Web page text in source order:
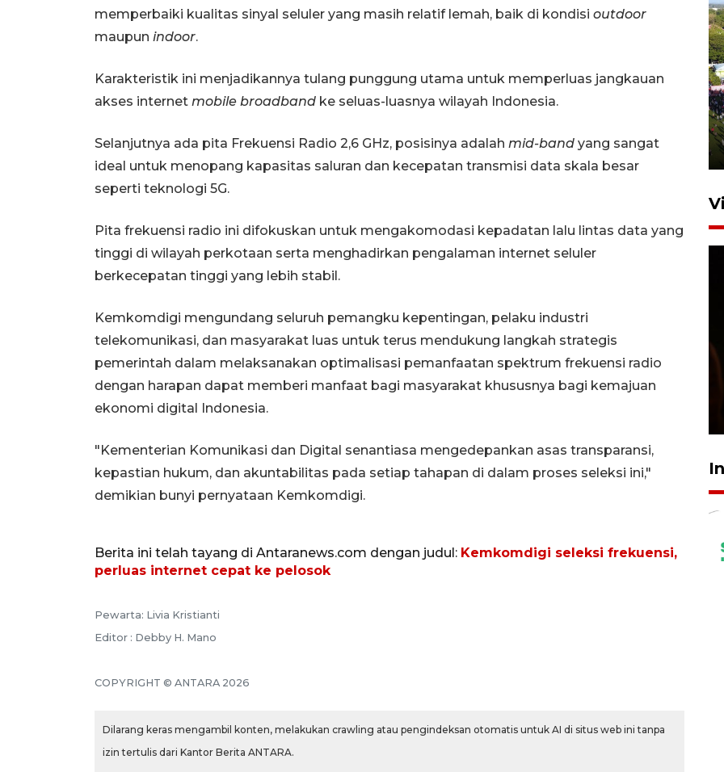
memperbaiki kualitas sinyal seluler yang masih relatif lemah, baik di kondisi outdoor
maupun indoor.
Karakteristik ini menjadikannya tulang punggung utama untuk memperluas jangkauan
akses internet mobile broadband ke seluas-luasnya wilayah Indonesia.
Selanjutnya ada pita Frekuensi Radio 2,6 GHz, posisinya adalah mid-band yang sangat
ideal untuk menopang kapasitas saluran dan kecepatan transmisi data skala besar
seperti teknologi 5G.
Pita frekuensi radio ini difokuskan untuk mengakomodasi kepadatan lalu lintas data yang
tinggi di wilayah perkotaan serta menghadirkan pengalaman internet seluler
berkecepatan tinggi yang lebih stabil.
Kemkomdigi mengundang seluruh pemangku kepentingan, pelaku industri
telekomunikasi, dan masyarakat luas untuk terus mendukung langkah strategis
pemerintah dalam melaksanakan optimalisasi pemanfaatan spektrum frekuensi radio
dengan harapan dapat memberi manfaat bagi masyarakat khususnya bagi kemajuan
ekonomi digital Indonesia.
"Kementerian Komunikasi dan Digital senantiasa mengedepankan asas transparansi,
kepastian hukum, dan akuntabilitas pada setiap tahapan di dalam proses seleksi ini,"
demikian bunyi pernyataan Kemkomdigi.
Berita ini telah tayang di Antaranews.com dengan judul: Kemkomdigi seleksi frekuensi,
perluas internet cepat ke pelosok
Pewarta: Livia Kristianti
Editor : Debby H. Mano
COPYRIGHT © ANTARA 2026
Dilarang keras mengambil konten, melakukan crawling atau pengindeksan otomatis untuk AI di situs web ini tanpa
izin tertulis dari Kantor Berita ANTARA.
UPACARA HUT KE-78
REPUBLIK INDONESIA DI
17 Agustus 2023 15:58
SPPG di Gorontalo jaga
kandungan gizi paket MBG
Ramadhan